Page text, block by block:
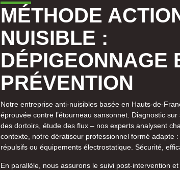
MÉTHODE
NUISIBLE :
DÉPIGEONNAGE
PRÉVENTION
Notre entreprise anti-nuisibles basée en Hauts-de-
éprouvée contre l’étourneau sansonnet. Diagnostic
des dortoirs, étude des flux – nos experts analysent
contexte, notre dératiseur professionnel formé adapte :
répulsifs ou équipements électrostatique. Sécurité,
En parallèle, nous assurons le suivi post-intervention